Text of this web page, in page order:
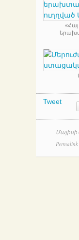
Tweet
Մայիսի
Permalink